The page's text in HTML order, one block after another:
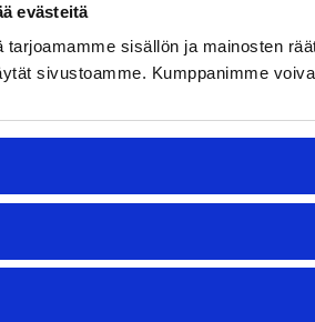
evästeitä
tarjoamamme sisällön ja mainosten
sivustoamme. Kumppanimme